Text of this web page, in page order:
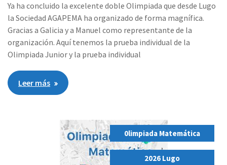
Ya ha concluido la excelente doble Olimpiada que desde Lugo
la Sociedad AGAPEMA ha organizado de forma magnífica.
Gracias a Galicia y a Manuel como representante de la
organización. Aquí tenemos la prueba individual de la
Olimpiada Junior y la prueba individual
Leer más
0limpiada Matemática
,
2026 Lugo